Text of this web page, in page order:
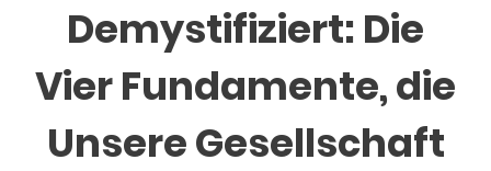
Demystifiziert: Die
Vier Fundamente, die
Unsere Gesellschaft